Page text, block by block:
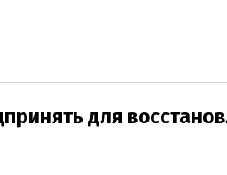
для